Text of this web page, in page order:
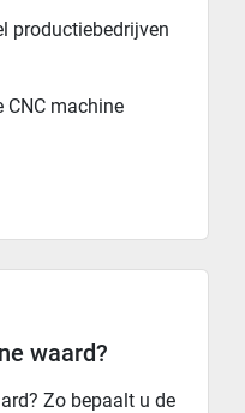
productiebedrijven
CNC machine
waard?
Zo bepaalt u de